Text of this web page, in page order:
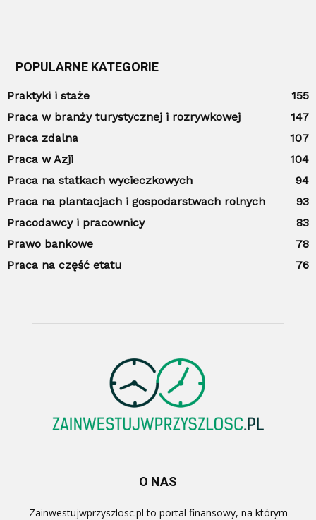
POPULARNE KATEGORIE
Praktyki i staże
155
Praca w branży turystycznej i rozrywkowej
147
Praca zdalna
107
Praca w Azji
104
Praca na statkach wycieczkowych
94
Praca na plantacjach i gospodarstwach rolnych
93
Pracodawcy i pracownicy
83
Prawo bankowe
78
Praca na część etatu
76
O NAS
Zainwestujwprzyszlosc.pl to portal finansowy, na którym